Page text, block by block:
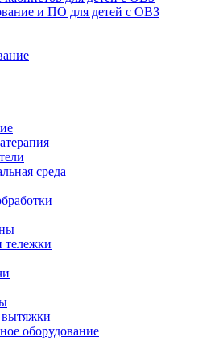
и ПО для детей с ОВЗ
среда
оборудование